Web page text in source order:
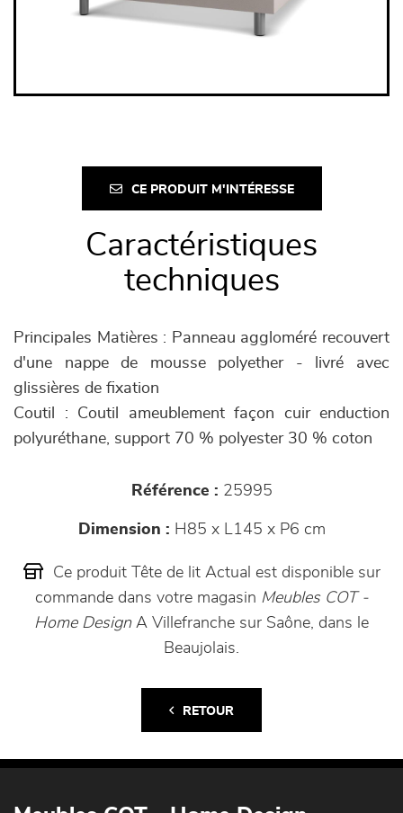
CE PRODUIT M'INTÉRESSE
Caractéristiques
techniques
Principales Matières : Panneau aggloméré recouvert
d'une nappe de mousse polyether - livré avec
glissières de fixation
Coutil : Coutil ameublement façon cuir enduction
polyuréthane, support 70 % polyester 30 % coton
Référence : 25995
Dimension : H85 x L145 x P6 cm
Ce produit Tête de lit Actual est disponible sur
commande dans votre magasin Meubles COT -
Home DesignA Villefranche sur Saône, dans le
Beaujolais.
RETOUR